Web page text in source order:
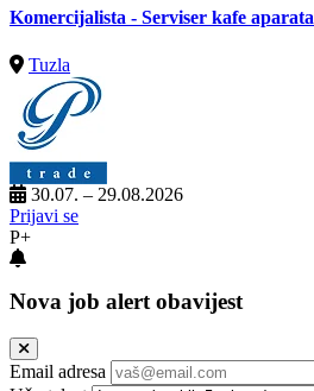
Komercijalista - Serviser kafe aparata
Tuzla
30.07. – 29.08.2026
Prijavi se
P+
Nova job alert obavijest
Email adresa